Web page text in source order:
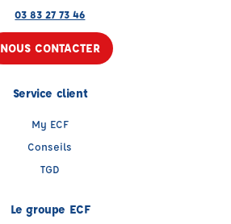
03 83 27 73 46
NOUS CONTACTER
Service client
My ECF
Conseils
TGD
Le groupe ECF